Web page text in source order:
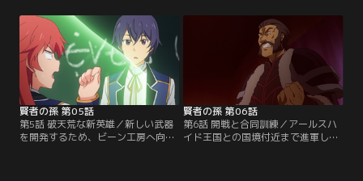
会を立ち上げてはどうかと提案を受
ける。急な事態に戸惑うシンだが、
そんなシンを差し置いて盛り上がる
Sクラス一同により、「究極魔法研
究会」を作ることになった。一方、
最近様子がおかしいカートは…。
的”に魔人化が行われているのでは
ないか…。一方、学院では「究極魔
法研究会」への入会希望者が押し寄
せていた。そして、新たにマークと
オリビアが仲間に加わることとなっ
賢者の孫 第05話
第5話 破天荒な新英雄／新しい武器
を開発するため、ビーン工房へ向か
賢者の孫 第06話
第6話 開戦と合同訓練／アールスハ
イド王国との国境付近まで進軍した